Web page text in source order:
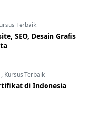
Terbaik
SEO, Desain Grafis
, Kursus Terbaik
di Indonesia